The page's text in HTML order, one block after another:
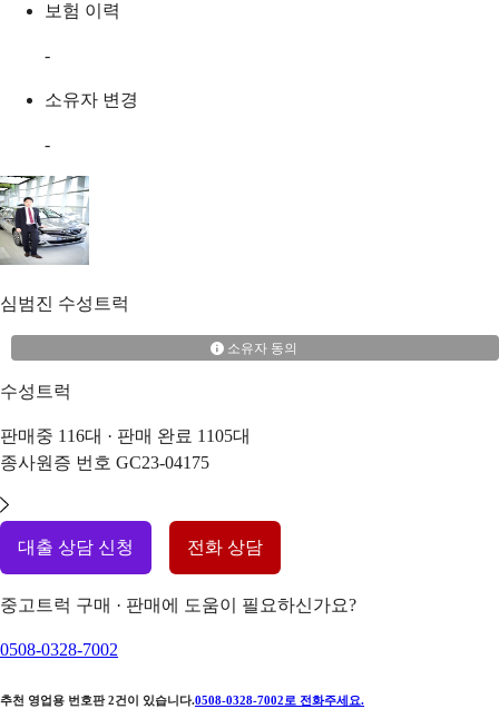
보험 이력
-
소유자 변경
-
심범진 수성트럭
소유자 동의
수성트럭
판매중 116대 · 판매 완료 1105대
종사원증 번호 GC23-04175
대출 상담 신청 전화 상담
중고트럭 구매 · 판매에 도움이 필요하신가요?
0508-0328-7002
추천 영업용 번호판 2건이 있습니다.0508-0328-7002 로 전화주세요.